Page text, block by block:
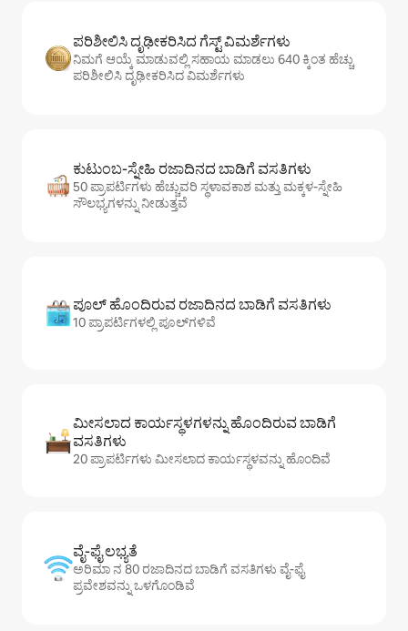
ಪರಿಶೀಲಿಸಿ ದೃಢೀಕರಿಸಿದ ಗೆಸ್ಟ್ ವಿಮರ್ಶೆಗಳು
ನಿಮಗೆ ಆಯ್ಕೆ ಮಾಡುವಲ್ಲಿ ಸಹಾಯ ಮಾಡಲು 640 ಕ್ಕಿಂತ ಹೆಚ್ಚು
ಪರಿಶೀಲಿಸಿ ದೃಢೀಕರಿಸಿದ ವಿಮರ್ಶೆಗಳು
ಕುಟುಂಬ-ಸ್ನೇಹಿ ರಜಾದಿನದ ಬಾಡಿಗೆ ವಸತಿಗಳು
50 ಪ್ರಾಪರ್ಟಿಗಳು ಹೆಚ್ಚುವರಿ ಸ್ಥಳಾವಕಾಶ ಮತ್ತು ಮಕ್ಕಳ-ಸ್ನೇಹಿ
ಸೌಲಭ್ಯಗಳನ್ನು ನೀಡುತ್ತವೆ
ಪೂಲ್ ಹೊಂದಿರುವ ರಜಾದಿನದ ಬಾಡಿಗೆ ವಸತಿಗಳು
10 ಪ್ರಾಪರ್ಟಿಗಳಲ್ಲಿ ಪೂಲ್‌‌‌‌‌‌‌‌‌ಗಳಿವೆ
ಮೀಸಲಾದ ಕಾರ್ಯಸ್ಥಳಗಳನ್ನು ಹೊಂದಿರುವ ಬಾಡಿಗೆ
ವಸತಿಗಳು
20 ಪ್ರಾಪರ್ಟಿಗಳು ಮೀಸಲಾದ ಕಾರ್ಯಸ್ಥಳವನ್ನು ಹೊಂದಿವೆ
ವೈ-ಫೈ ಲಭ್ಯತೆ
ಅರಿಮಾ ನ 80 ರಜಾದಿನದ ಬಾಡಿಗೆ ವಸತಿಗಳು ವೈ-ಫೈ
ಪ್ರವೇಶವನ್ನು ಒಳಗೊಂಡಿವೆ